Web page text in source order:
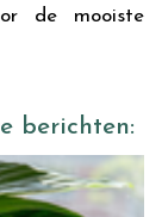
de mooiste
berichten: